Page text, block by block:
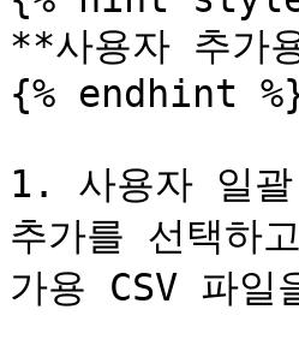
**사용자 추가
{% endhint
1. 사용자 일
추가를 선택하
가용 CSV 파일